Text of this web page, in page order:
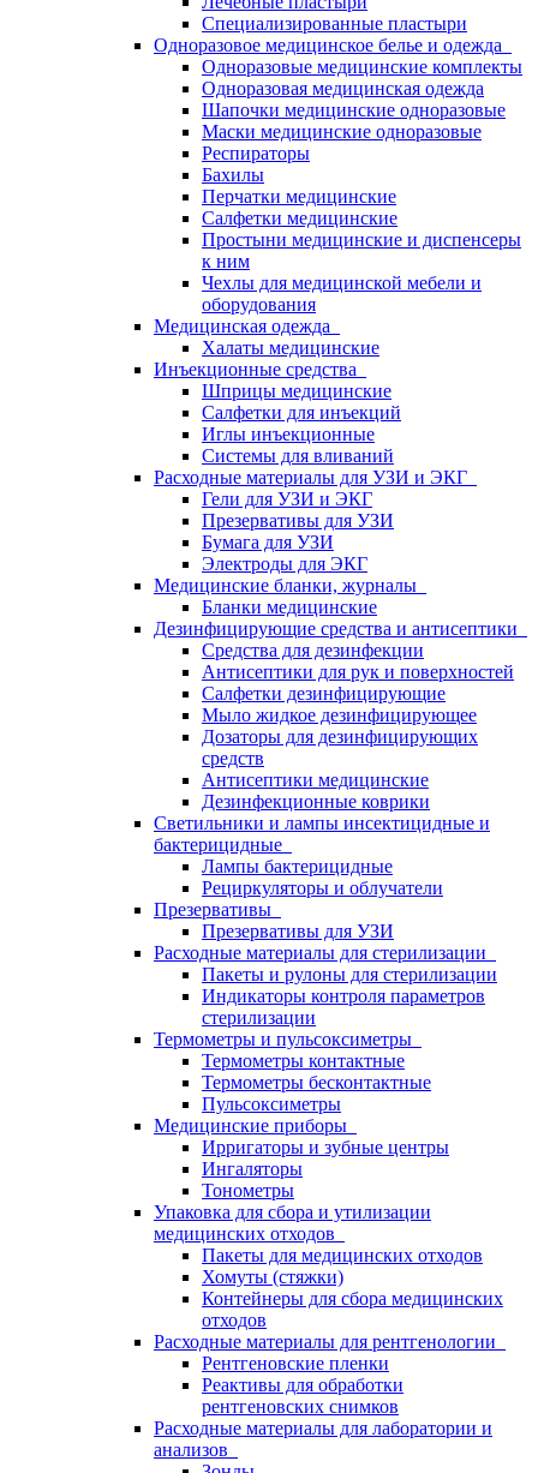
Специализированные пластыри
Одноразовое медицинское белье и одежда
Одноразовые медицинские комплекты
Одноразовая медицинская одежда
Шапочки медицинские одноразовые
Маски медицинские одноразовые
Респираторы
Бахилы
Перчатки медицинские
Салфетки медицинские
Простыни медицинские и диспенсеры
к ним
Чехлы для медицинской мебели и
оборудования
Медицинская одежда
Халаты медицинские
Инъекционные средства
Шприцы медицинские
Салфетки для инъекций
Иглы инъекционные
Системы для вливаний
Расходные материалы для УЗИ и ЭКГ
Гели для УЗИ и ЭКГ
Презервативы для УЗИ
Бумага для УЗИ
Электроды для ЭКГ
Медицинские бланки, журналы
Бланки медицинские
Дезинфицирующие средства и антисептики
Средства для дезинфекции
Антисептики для рук и поверхностей
Салфетки дезинфицирующие
Мыло жидкое дезинфицирующее
Дозаторы для дезинфицирующих
средств
Антисептики медицинские
Дезинфекционные коврики
Светильники и лампы инсектицидные и
бактерицидные
Лампы бактерицидные
Рециркуляторы и облучатели
Презервативы
Презервативы для УЗИ
Расходные материалы для стерилизации
Пакеты и рулоны для стерилизации
Индикаторы контроля параметров
стерилизации
Термометры и пульсоксиметры
Термометры контактные
Термометры бесконтактные
Пульсоксиметры
Медицинские приборы
Ирригаторы и зубные центры
Ингаляторы
Тонометры
Упаковка для сбора и утилизации
медицинских отходов
Пакеты для медицинских отходов
Хомуты (стяжки)
Контейнеры для сбора медицинских
отходов
Расходные материалы для рентгенологии
Рентгеновские пленки
Реактивы для обработки
рентгеновских снимков
Расходные материалы для лаборатории и
анализов